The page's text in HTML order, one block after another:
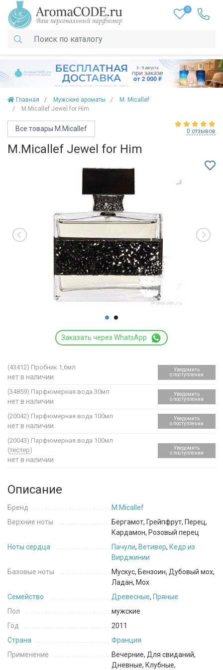
0
Главная Мужские ароматы
M. Micallef
M.Micallef Jewel for Him
Все товары M.Micallef 0 отзывов
M.Micallef Jewel for Him
Заказать через WhatsApp
(43412) Пробник 1,6мл
нет в наличии
Уведомить
о поступлении
(34859) Парфюмерная вода 30мл
нет в наличии
Уведомить
о поступлении
(20042) Парфюмерная вода 100мл
нет в наличии
Уведомить
о поступлении
(20043) Парфюмерная вода 100мл
(тестер)
нет в наличии
Уведомить
о поступлении
Описание
Бренд
M.Micallef
Верхние ноты
Бергамот, Грейпфрут, Перец,
Кардамон, Розовый перец
Ноты сердца
Пачули, Ветивер, Кедр из
Вирджинии
Базовые ноты
Мускус, Бензоин, Дубовый мох,
Ладан, Мох
Семейство
Древесные, Пряные
Пол
мужские
Год
2011
Страна
Франция
Применение
Вечерние, Для свиданий,
Дневные, Клубные,